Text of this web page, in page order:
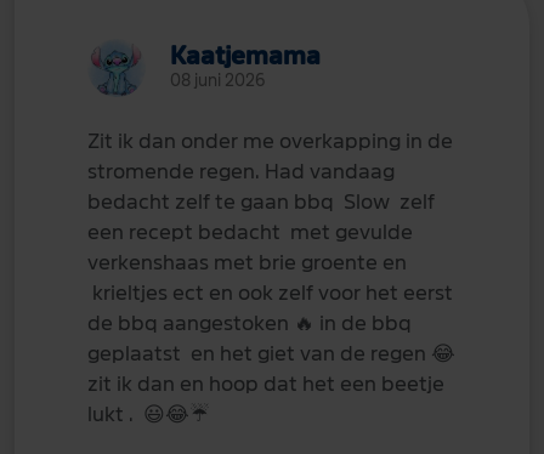
Kaatjemama
08 juni 2026
Zit ik dan onder me overkapping in de
stromende regen. Had vandaag
bedacht zelf te gaan bbq Slow zelf
een recept bedacht met gevulde
verkenshaas met brie groente en
krieltjes ect en ook zelf voor het eerst
de bbq aangestoken 🔥 in de bbq
geplaatst en het giet van de regen 😂
zit ik dan en hoop dat het een beetje
lukt . 😃😂 ☔